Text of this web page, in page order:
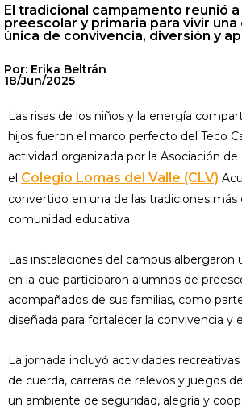
El tradicional campamento reunió
preescolar y primaria para vivir
única de convivencia, diversión y
Por: Erika Beltrán
18/Jun/2025
Las risas de los niños y la energía
hijos fueron el marco perfecto del Teco
actividad organizada por la Asociación
el Colegio Lomas del Valle (CLV)
convertido en una de las tradiciones más
comunidad educativa.
Las instalaciones del campus albergaron
en la que participaron alumnos de
acompañados de sus familias, como
diseñada para fortalecer la convivencia y
La jornada incluyó actividades
de cuerda, carreras de relevos y juegos
un ambiente de seguridad, alegría y